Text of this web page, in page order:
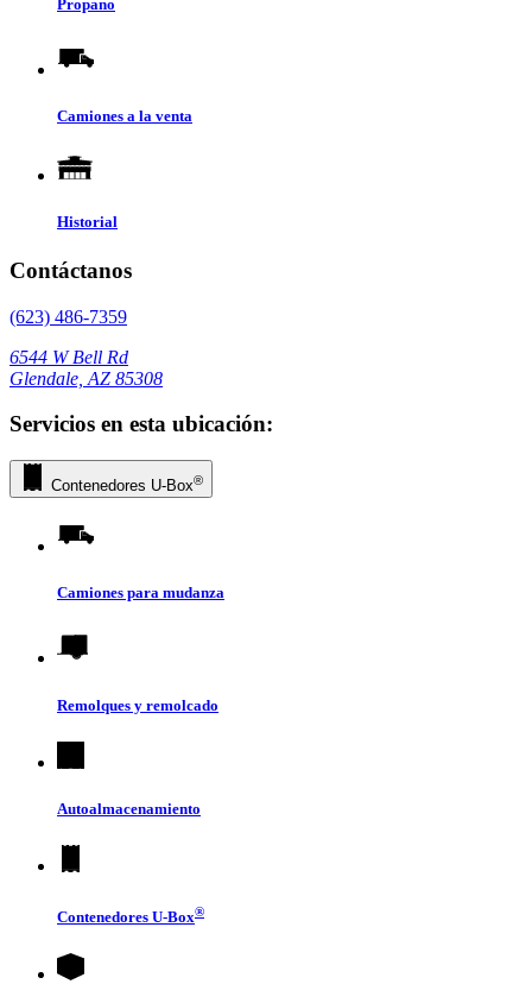
Propano
Camiones a la venta
Historial
Contáctanos
(623) 486-7359
6544 W Bell Rd
Glendale, AZ 85308
Servicios en esta ubicación:
Contenedores U-Box®
Camiones para mudanza
Remolques y remolcado
Autoalmacenamiento
Contenedores U-Box®